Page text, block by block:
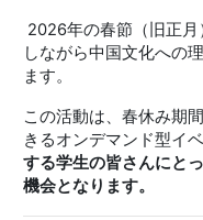
2026年の春節（旧正
しながら中国文化への
ます。
この活動は、春休み期
きるオンデマンド型イベ
する学生の皆さんにと
機会となります。